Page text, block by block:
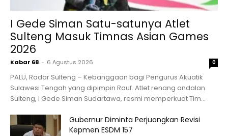
I Gede Siman Satu-satunya Atlet
Sulteng Masuk Timnas Asian Games
2026
Kabar 68 - 6 Agustus 2026 0
PALU, Radar Sulteng – Kebanggaan bagi Pengurus Akuatik
Sulawesi Tengah yang dipimpin Rauf. Atlet renang andalan
Sulteng, I Gede Siman Sudartawa, resmi memperkuat Tim...
Gubernur Diminta Perjuangkan Revisi
Kepmen ESDM 157